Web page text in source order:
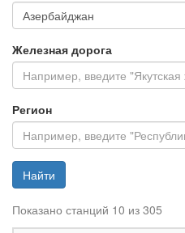
Железная дорога
Регион
Найти
Показано станций 10 из 305